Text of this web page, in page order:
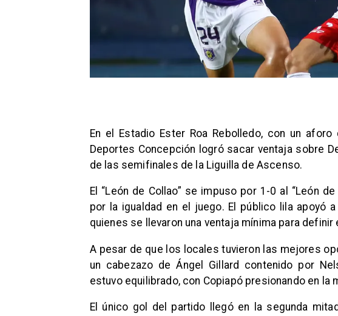
En el Estadio Ester Roa Rebolledo, con un
Deportes Concepción logró sacar ventaja sobre
de las semifinales de la Liguilla de Ascenso.
El “León de Collao” se impuso por 1-0 al “León
por la igualdad en el juego. El público lila apoyó
quienes se llevaron una ventaja mínima para definir
A pesar de que los locales tuvieron las mejores
un cabezazo de Ángel Gillard contenido por
estuvo equilibrado, con Copiapó presionando en la
El único gol del partido llegó en la segunda